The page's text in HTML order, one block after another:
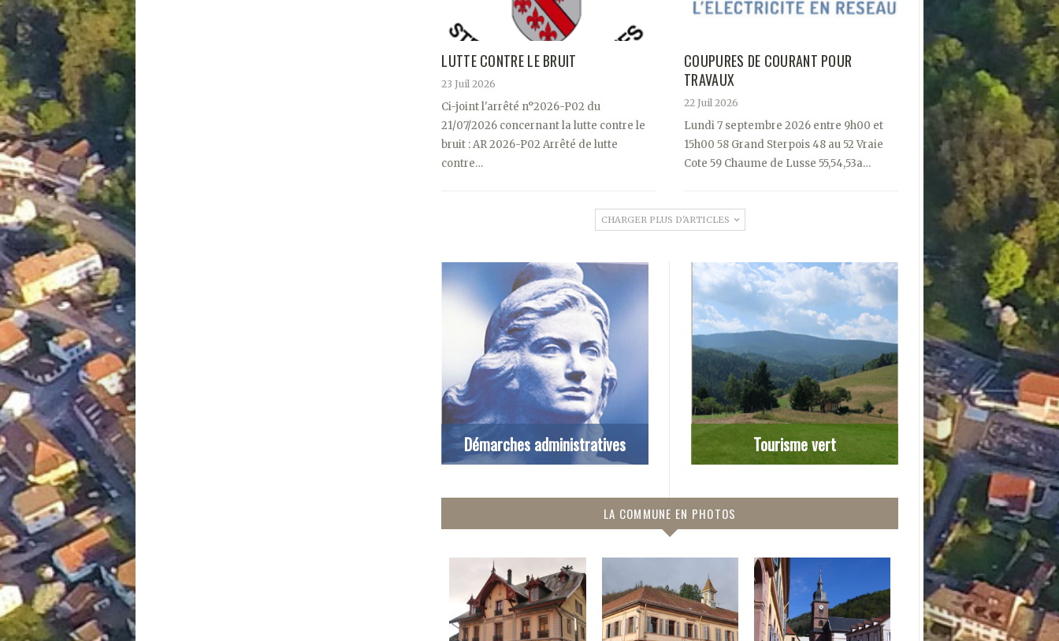
LUTTE CONTRE LE BRUIT
23 Juil 2026
Ci-joint l'arrêté n°2026-P02 du
21/07/2026 concernant la lutte contre le
bruit : AR 2026-P02 Arrêté de lutte
contre…
COUPURES DE COURANT POUR
TRAVAUX
22 Juil 2026
Lundi 7 septembre 2026 entre 9h00 et
15h00 58 Grand Sterpois 48 au 52 Vraie
Cote 59 Chaume de Lusse 55,54,53a…
CHARGER PLUS D'ARTICLES
Démarches administratives Tourisme vert
LA COMMUNE EN PHOTOS